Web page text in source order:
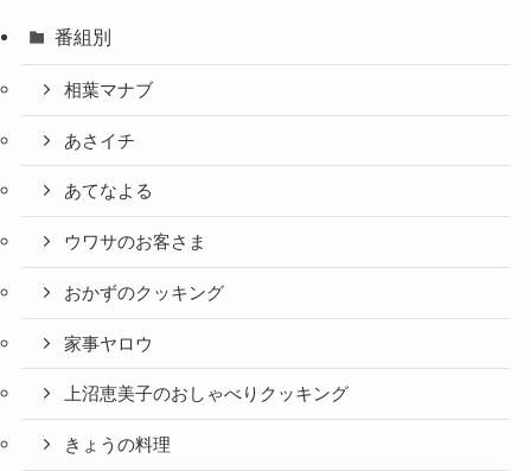
番組別
相葉マナブ
あさイチ
あてなよる
ウワサのお客さま
おかずのクッキング
家事ヤロウ
上沼恵美子のおしゃべりクッキング
きょうの料理